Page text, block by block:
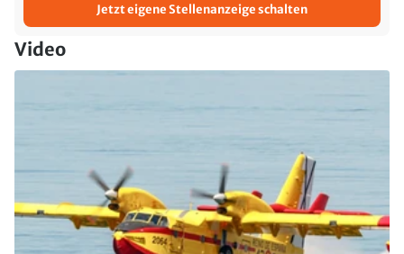
Jetzt eigene Stellenanzeige schalten
Video